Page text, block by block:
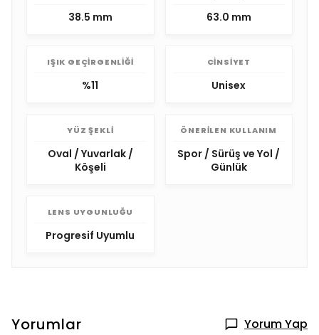
38.5 mm 63.0 mm
IŞIK GEÇIRGENLIĞI
%11
CINSIYET
Unisex
YÜZ ŞEKLI
Oval / Yuvarlak /
Köşeli
ÖNERILEN KULLANIM
Spor / Sürüş ve Yol /
Günlük
LENS UYGUNLUĞU
Progresif Uyumlu
Yorumlar Yorum Yap